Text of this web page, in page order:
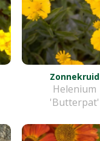
Zonnekruid
Helenium
'Butterpat'